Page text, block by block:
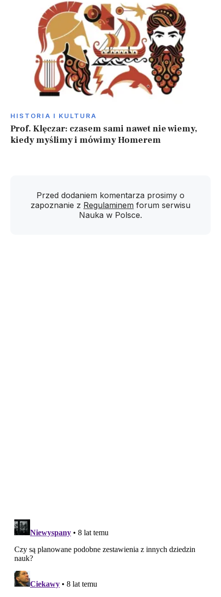
HISTORIA I KULTURA
Prof. Klęczar: czasem sami nawet nie wiemy,
kiedy myślimy i mówimy Homerem
Przed dodaniem komentarza prosimy o
zapoznanie z Regulaminem forum serwisu
Nauka w Polsce.